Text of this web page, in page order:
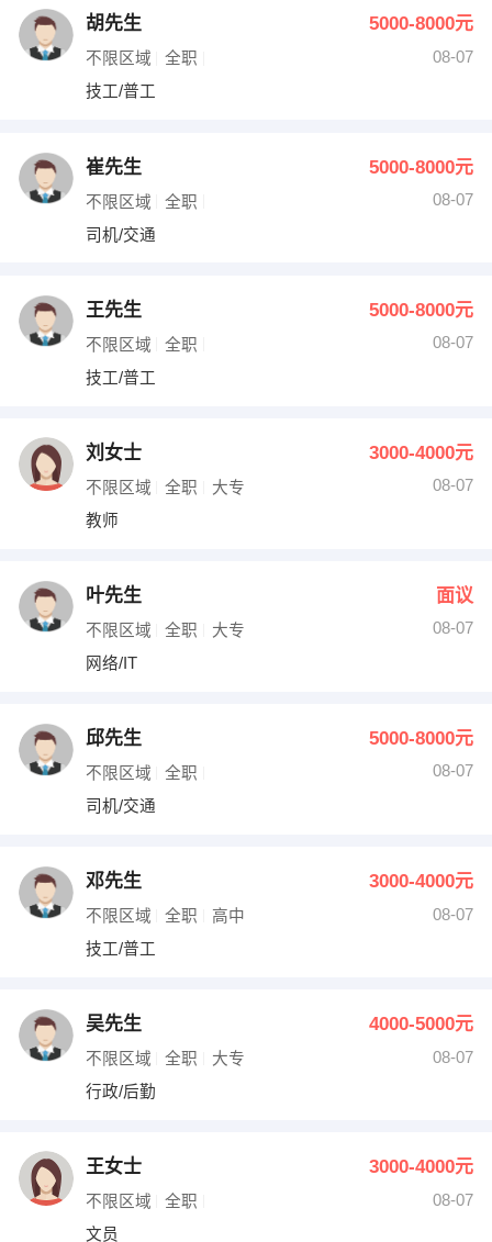
胡先生 5000-8000元
不限区域 全职
08-07
技工/普工
崔先生 5000-8000元
不限区域 全职
08-07
司机/交通
王先生 5000-8000元
不限区域 全职
08-07
技工/普工
刘女士 3000-4000元
不限区域 全职 大专
08-07
教师
叶先生 面议
不限区域 全职 大专
08-07
网络/IT
邱先生 5000-8000元
不限区域 全职
08-07
司机/交通
邓先生 3000-4000元
不限区域 全职 高中
08-07
技工/普工
吴先生 4000-5000元
不限区域 全职 大专
08-07
行政/后勤
王女士 3000-4000元
不限区域 全职
08-07
文员